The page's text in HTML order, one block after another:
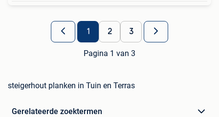
1 2 3
Pagina 1 van 3
steigerhout planken in Tuin en Terras
Gerelateerde zoektermen